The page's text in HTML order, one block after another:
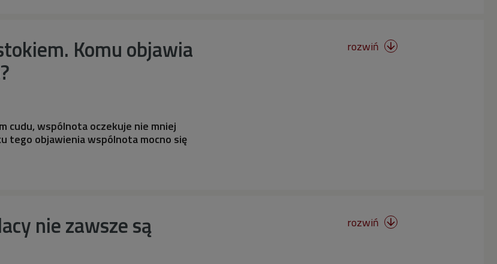
Komu objawia
cudu, wspólnota oczekuje nie mniej
tego objawienia wspólnota mocno się
rozwiń 
nie zawsze są rozwiń 